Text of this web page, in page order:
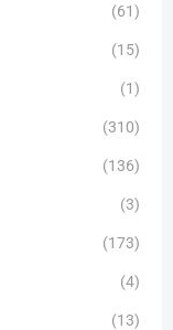
(61)
(15)
(1)
(310)
(136)
(3)
(173)
(4)
(13)